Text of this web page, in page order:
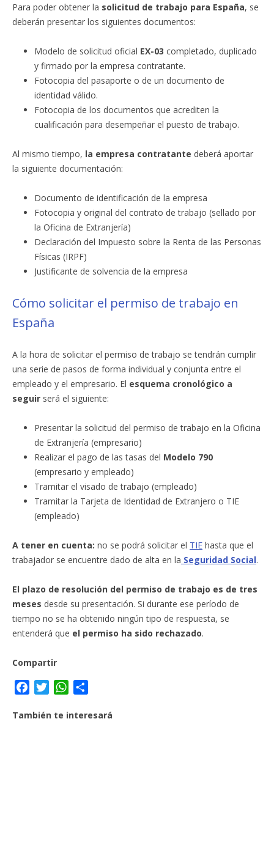
Para poder obtener la solicitud de trabajo para España, se
deberán presentar los siguientes documentos:
Modelo de solicitud oficial EX-03 completado, duplicado
y firmado por la empresa contratante.
Fotocopia del pasaporte o de un documento de
identidad válido.
Fotocopia de los documentos que acrediten la
cualificación para desempeñar el puesto de trabajo.
Al mismo tiempo, la empresa contratante deberá aportar
la siguiente documentación:
Documento de identificación de la empresa
Fotocopia y original del contrato de trabajo (sellado por
la Oficina de Extranjería)
Declaración del Impuesto sobre la Renta de las Personas
Físicas (IRPF)
Justificante de solvencia de la empresa
Cómo solicitar el permiso de trabajo en
España
A la hora de solicitar el permiso de trabajo se tendrán cumplir
una serie de pasos de forma individual y conjunta entre el
empleado y el empresario. El esquema cronológico a
seguir será el siguiente:
Presentar la solicitud del permiso de trabajo en la Oficina
de Extranjería (empresario)
Realizar el pago de las tasas del Modelo 790
(empresario y empleado)
Tramitar el visado de trabajo (empleado)
Tramitar la Tarjeta de Identidad de Extranjero o TIE
(empleado)
A tener en cuenta: no se podrá solicitar el TIE hasta que el
trabajador se encuentre dado de alta en la Seguridad Social.
El plazo de resolución del permiso de trabajo es de tres
meses desde su presentación. Si durante ese período de
tiempo no se ha obtenido ningún tipo de respuesta, se
entenderá que el permiso ha sido rechazado.
Compartir
c
i
W
a
m
También te interesará